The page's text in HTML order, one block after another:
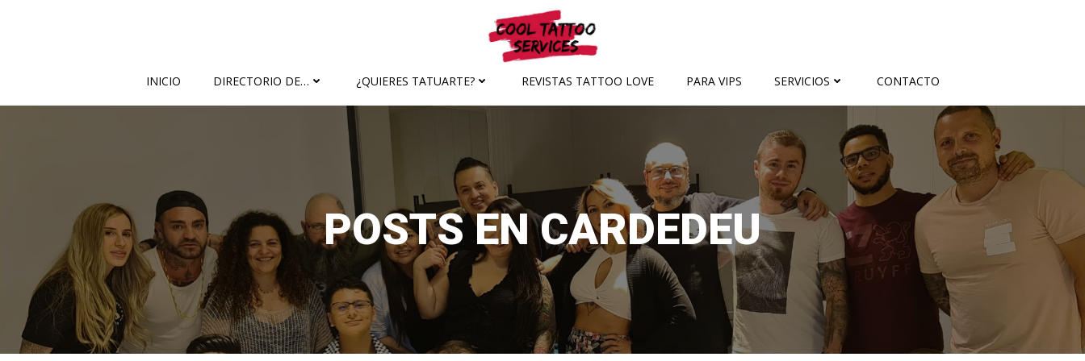
INICIO DIRECTORIO DE… ¿QUIERES TATUARTE? REVISTAS TATTOO LOVE PARA VIPS SERVICIOS CONTACTO
POSTS EN CARDEDEU